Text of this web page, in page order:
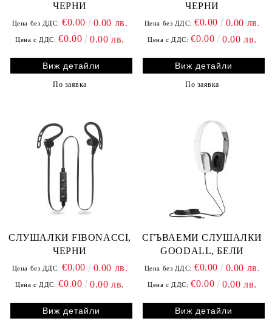
ЧЕРНИ
Цена без ДДС: €0.00 0.00 лв.
Цена с ДДС: €0.00 0.00 лв.
Виж детайли
По заявка
ЧЕРНИ
Цена без ДДС: €0.00 0.00 лв.
Цена с ДДС: €0.00 0.00 лв.
Виж детайли
По заявка
СЛУШАЛКИ FIBONACCI,
ЧЕРНИ
Цена без ДДС: €0.00 0.00 лв.
Цена с ДДС: €0.00 0.00 лв.
Виж детайли
СГЪВАЕМИ СЛУШАЛКИ
GOODALL, БЕЛИ
Цена без ДДС: €0.00 0.00 лв.
Цена с ДДС: €0.00 0.00 лв.
Виж детайли